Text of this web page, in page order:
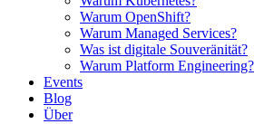
Warum OpenShift?
Warum Managed Services?
Was ist digitale Souveränität?
Warum Platform Engineering?
Events
Blog
Über